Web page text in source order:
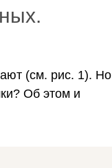
(см. рис. 1). Но
Об этом и